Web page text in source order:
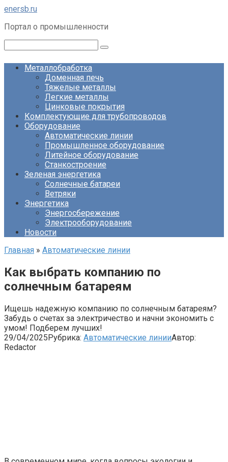
Перейти
контенту
enersb.ru
Портал о промышленности
Металлобработка
Доменная печь
Тяжелые металлы
Легкие металлы
Цинковые покрытия
Комплектующие для трубопроводов
Оборудование
Автоматические линии
Промышленное оборудование
Литейное оборудование
Станкостроение
Зеленая энергетика
Солнечные батареи
Ветряки
Энергетика
Энергосбережение
Электрооборудование
Новости
Главная » Автоматические линии
Как выбрать компанию по
солнечным батареям
Ищешь надежную компанию по солнечным батареям?
Забудь о счетах за электричество и начни экономить с
умом! Подберем лучших!
29/04/2025Рубрика: Автоматические линииАвтор:
Redactor